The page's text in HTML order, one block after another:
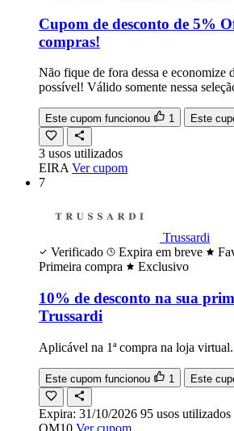
Cupom de desconto de 5%
compras!
Não fique de fora dessa e economize
possível! Válido somente nessa
Este cupom funcionou 1 Este
3 usos utilizados
EIRA Ver cupom
7
Trussardi
Verificado
Expira em breve
Primeira compra
Exclusivo
10% de desconto na sua
Trussardi
Aplicável na 1ª compra na loja
Este cupom funcionou 1 Este
Expira: 31/10/2026 95 usos utilizados
OM10 Ver cupom